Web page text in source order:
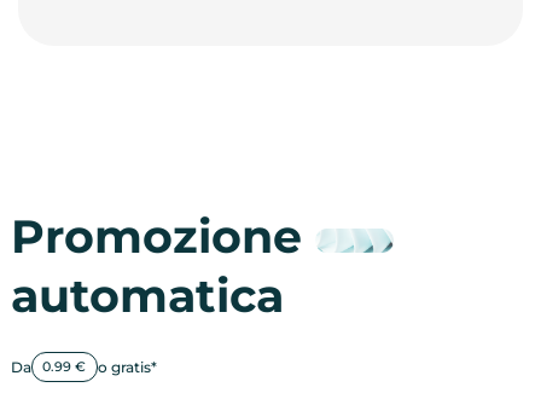
Promozione
automatica
Da 0.99 € o gratis*